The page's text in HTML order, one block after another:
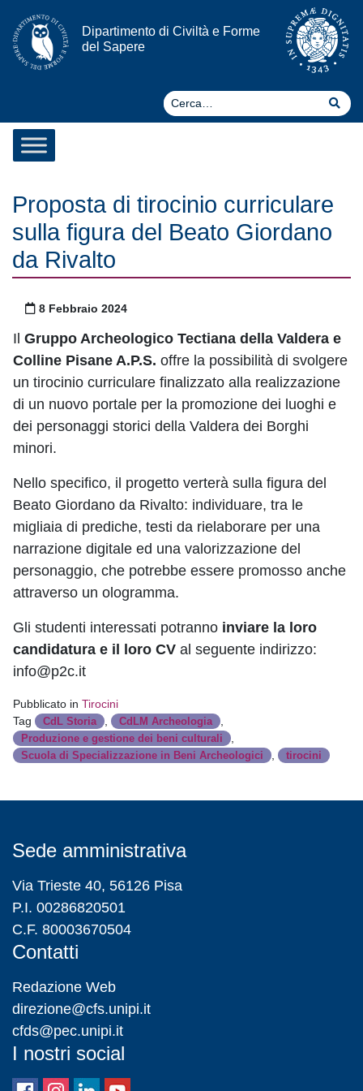
Vai al contenuto
Dipartimento di Civiltà e Forme
del Sapere
Proposta di tirocinio curriculare
sulla figura del Beato Giordano
da Rivalto
Pubblicato il
8 Febbraio 2024
Il Gruppo Archeologico Tectiana della Valdera e
Colline Pisane A.P.S. offre la possibilità di svolgere
un tirocinio curriculare finalizzato alla realizzazione
di un nuovo portale per la promozione dei luoghi e
dei personaggi storici della Valdera dei Borghi
minori.
Nello specifico, il progetto verterà sulla figura del
Beato Giordano da Rivalto: individuare, tra le
migliaia di prediche, testi da rielaborare per una
narrazione digitale ed una valorizzazione del
personaggio, che potrebbe essere promosso anche
attraverso un ologramma.
Gli studenti interessati potranno inviare la loro
candidatura e il loro CV al seguente indirizzo:
info@p2c.it
Pubblicato in Tirocini
Tag
CdL Storia CdLM Archeologia
Produzione e gestione dei beni culturali
Scuola di Specializzazione in Beni Archeologici tirocini
Sede amministrativa
Via Trieste 40, 56126 Pisa
P.I. 00286820501
C.F. 80003670504
Contatti
Redazione Web
direzione@cfs.unipi.it
cfds@pec.unipi.it
I nostri social